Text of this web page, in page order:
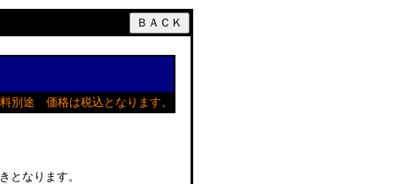
別途 価格は税込となります。
となります。